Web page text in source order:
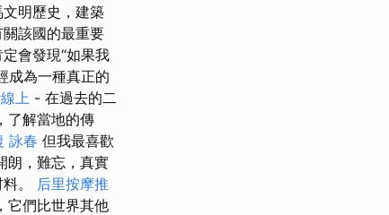
明歷史，建築
該國的最重要
會發現“如果我
成為一種真正的
上 - 在過去的二
了解當地的傳
詠春 但我最喜歡
朗，難忘，真實
。
后里按摩推
它們比世界其他